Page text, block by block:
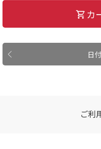
日
カ
ご利